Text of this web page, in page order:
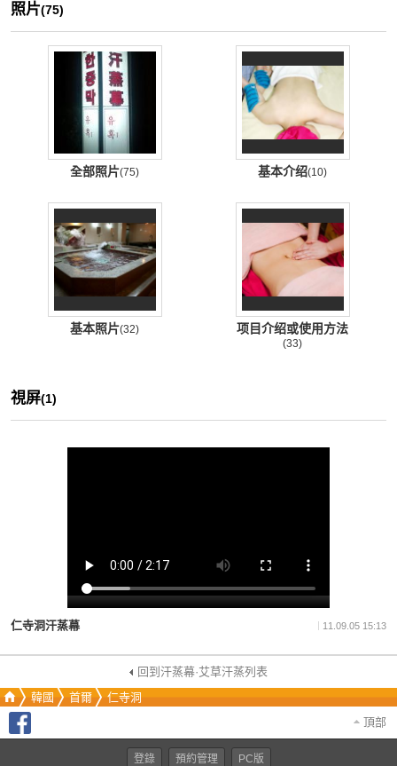
照片(75)
全部照片(75) 基本介绍(10)
基本照片(32) 项目介绍或使用方法
(33)
視屏(1)
仁寺洞汗蒸幕 11.09.05 15:13
回到汗蒸幕·艾草汗蒸列表
韓國
首爾
仁寺洞
頂部
登錄 預約管理 PC版